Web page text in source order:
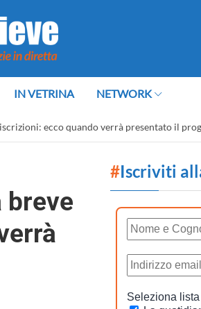
IN VETRINA NETWORK
ecco quando verrà presentato il
breve
#Iscriviti